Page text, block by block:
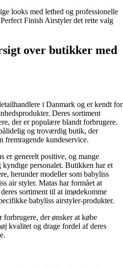
looks med lethed og professionelle
Finish Airstyler det rette valg
over butikker med
i Danmark og er kendt for
Deres sortiment
der er populære blandt forbrugere.
og troværdig butik, der
fremragende kundeservice.
er generelt positive, og mange
personalet. Butikken har et
herunder modeller som babyliss
air styler. Matas har formået at
sortiment til at imødekomme
babyliss airstyler-produkter.
forbrugere, der ønsker at købe
kvalitet og drage fordel af deres